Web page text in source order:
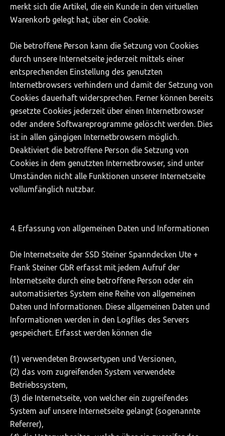
merkt sich die Artikel, die ein Kunde in den virtuellen
Warenkorb gelegt hat, über ein Cookie.
Die betroffene Person kann die Setzung von Cookies
durch unsere Internetseite jederzeit mittels einer
entsprechenden Einstellung des genutzten
Internetbrowsers verhindern und damit der Setzung von
Cookies dauerhaft widersprechen. Ferner können bereits
gesetzte Cookies jederzeit über einen Internetbrowser
oder andere Softwareprogramme gelöscht werden. Dies
ist in allen gängigen Internetbrowsern möglich.
Deaktiviert die betroffene Person die Setzung von
Cookies in dem genutzten Internetbrowser, sind unter
Umständen nicht alle Funktionen unserer Internetseite
vollumfänglich nutzbar.
4. Erfassung von allgemeinen Daten und Informationen
Die Internetseite der SSD Steiner Spanndecken Ute +
Frank Steiner GbR erfasst mit jedem Aufruf der
Internetseite durch eine betroffene Person oder ein
automatisiertes System eine Reihe von allgemeinen
Daten und Informationen. Diese allgemeinen Daten und
Informationen werden in den Logfiles des Servers
gespeichert. Erfasst werden können die
(1) verwendeten Browsertypen und Versionen,
(2) das vom zugreifenden System verwendete
Betriebssystem,
(3) die Internetseite, von welcher ein zugreifendes
System auf unsere Internetseite gelangt (sogenannte
Referrer),